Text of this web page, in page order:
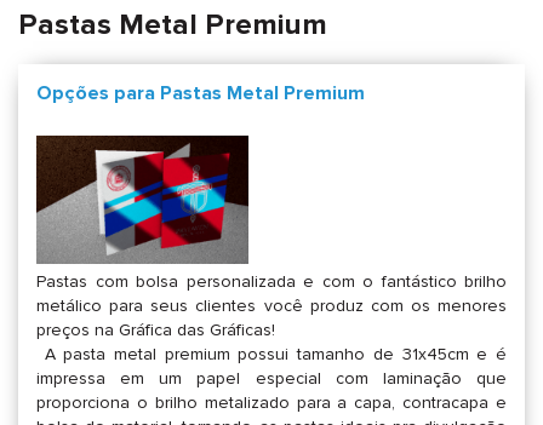
Pastas Metal Premium
Opções para Pastas Metal Premium
Pastas com bolsa personalizada e com o fantástico brilho
metálico para seus clientes você produz com os menores
preços na Gráfica das Gráficas!
A pasta metal premium possui tamanho de 31x45cm e é
impressa em um papel especial com laminação que
proporciona o brilho metalizado para a capa, contracapa e